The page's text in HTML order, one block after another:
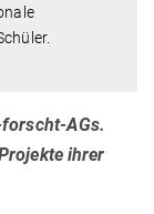
AGs.
ihrer